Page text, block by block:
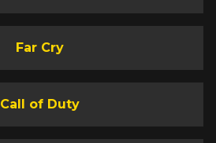
Far Cry
Call of Duty